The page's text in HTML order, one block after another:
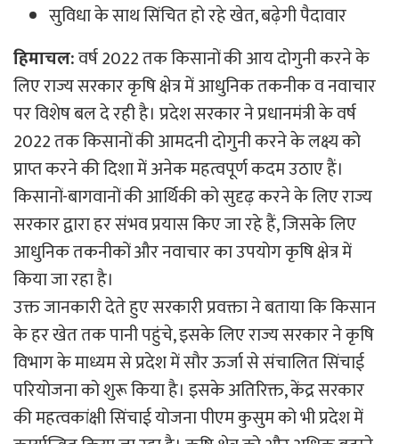
सुविधा के साथ सिंचित हो रहे खेत, बढ़ेगी पैदावार
हिमाचल:वर्ष 2022 तक किसानों की आय दोगुनी करने के
लिए राज्य सरकार कृषि क्षेत्र में आधुनिक तकनीक व नवाचार
पर विशेष बल दे रही है। प्रदेश सरकार ने प्रधानमंत्री के वर्ष
2022 तक किसानों की आमदनी दोगुनी करने के लक्ष्य को
प्राप्त करने की दिशा में अनेक महत्वपूर्ण कदम उठाए हैं।
किसानों-बागवानों की आर्थिकी को सुदृढ़ करने के लिए राज्य
सरकार द्वारा हर संभव प्रयास किए जा रहे हैं, जिसके लिए
आधुनिक तकनीकों और नवाचार का उपयोग कृषि क्षेत्र में
किया जा रहा है।
उक्त जानकारी देते हुए सरकारी प्रवक्ता ने बताया कि किसान
के हर खेत तक पानी पहुंचे, इसके लिए राज्य सरकार ने कृषि
विभाग के माध्यम से प्रदेश में सौर ऊर्जा से संचालित सिंचाई
परियोजना को शुरू किया है। इसके अतिरिक्त, केंद्र सरकार
की महत्वकांक्षी सिंचाई योजना पीएम कुसुम को भी प्रदेश में